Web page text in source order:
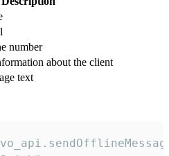
number
about the client
text